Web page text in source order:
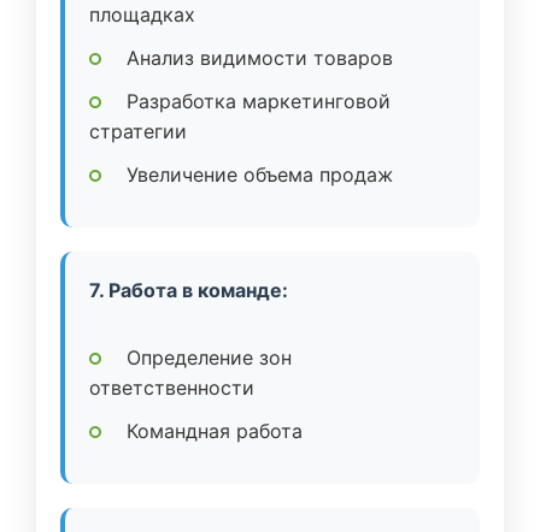
площадках
Анализ видимости товаров
Разработка маркетинговой
стратегии
Увеличение объема продаж
7. Работа в команде:
Определение зон
ответственности
Командная работа